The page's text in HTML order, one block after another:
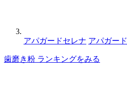
アパガードセレナ アパガード
歯磨き粉 ランキングをみる